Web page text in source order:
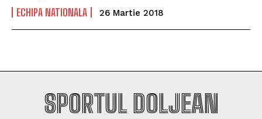
ECHIPA NATIONALA 26 Martie 2018
SPORTUL DOLJEAN